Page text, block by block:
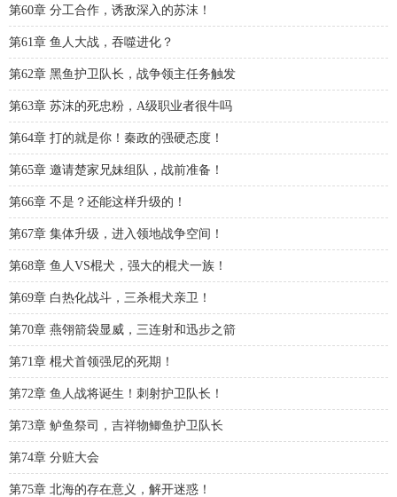
第60章 分工合作，诱敌深入的苏沫！
第61章 鱼人大战，吞噬进化？
第62章 黑鱼护卫队长，战争领主任务触发
第63章 苏沫的死忠粉，A级职业者很牛吗
第64章 打的就是你！秦政的强硬态度！
第65章 邀请楚家兄妹组队，战前准备！
第66章 不是？还能这样升级的！
第67章 集体升级，进入领地战争空间！
第68章 鱼人VS棍犬，强大的棍犬一族！
第69章 白热化战斗，三杀棍犬亲卫！
第70章 燕翎箭袋显威，三连射和迅步之箭
第71章 棍犬首领强尼的死期！
第72章 鱼人战将诞生！刺射护卫队长！
第73章 鲈鱼祭司，吉祥物鲫鱼护卫队长
第74章 分赃大会
第75章 北海的存在意义，解开迷惑！